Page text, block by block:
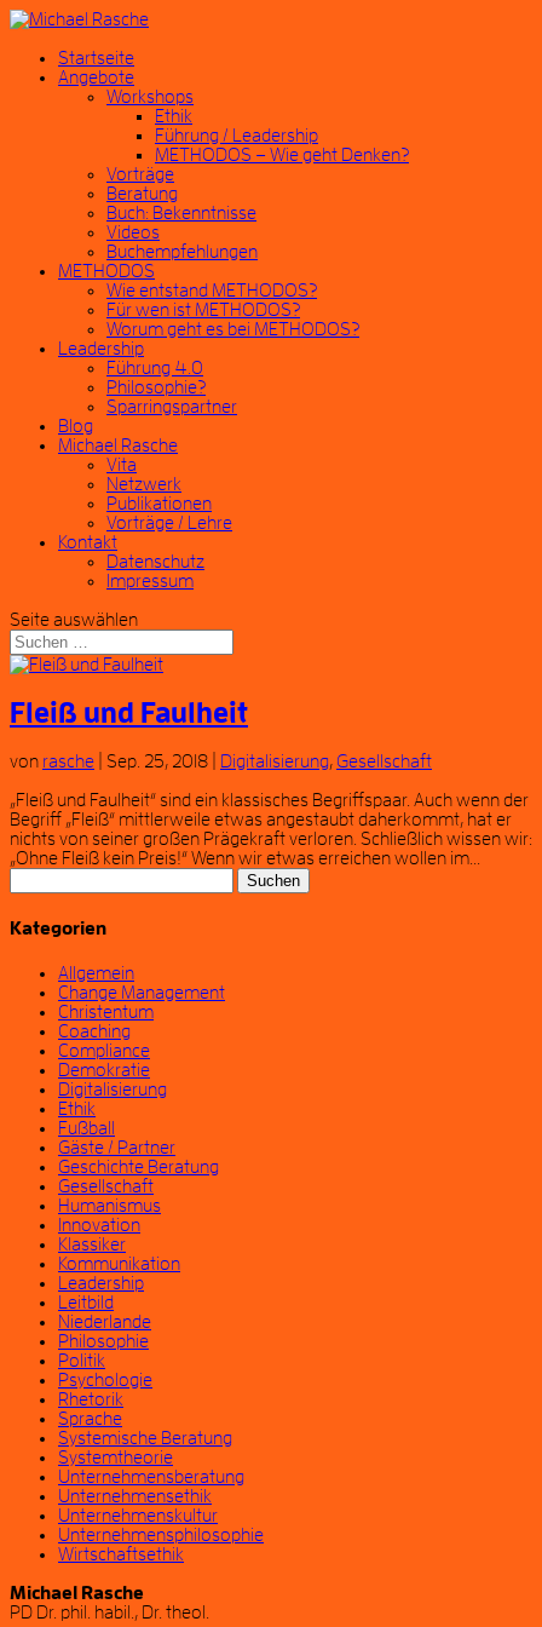
Startseite
Angebote
Workshops
Ethik
Führung / Leadership
METHODOS – Wie geht Denken?
Vorträge
Beratung
Buch: Bekenntnisse
Videos
Buchempfehlungen
METHODOS
Wie entstand METHODOS?
Für wen ist METHODOS?
Worum geht es bei METHODOS?
Leadership
Führung 4.0
Philosophie?
Sparringspartner
Blog
Michael Rasche
Vita
Netzwerk
Publikationen
Vorträge / Lehre
Kontakt
Datenschutz
Impressum
Seite auswählen
Fleiß und Faulheit
von rasche Sep. 25, 2018 Digitalisierung, Gesellschaft
„Fleiß und Faulheit“ sind ein klassisches Begriffspaar. Auch wenn der
Begriff „Fleiß“ mittlerweile etwas angestaubt daherkommt, hat er
nichts von seiner großen Prägekraft verloren. Schließlich wissen wir:
„Ohne Fleiß kein Preis!“ Wenn wir etwas erreichen wollen im...
nach:
Kategorien
Allgemein
Change Management
Christentum
Coaching
Compliance
Demokratie
Digitalisierung
Ethik
Fußball
Gäste / Partner
Geschichte Beratung
Gesellschaft
Humanismus
Innovation
Klassiker
Kommunikation
Leadership
Leitbild
Niederlande
Philosophie
Politik
Psychologie
Rhetorik
Sprache
Systemische Beratung
Systemtheorie
Unternehmensberatung
Unternehmensethik
Unternehmenskultur
Unternehmensphilosophie
Wirtschaftsethik
Michael Rasche
PD Dr. phil. habil., Dr. theol.